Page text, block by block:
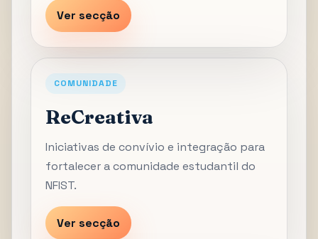
Ver secção
COMUNIDADE
ReCreativa
Iniciativas de convívio e integração para
fortalecer a comunidade estudantil do
NFIST.
Ver secção